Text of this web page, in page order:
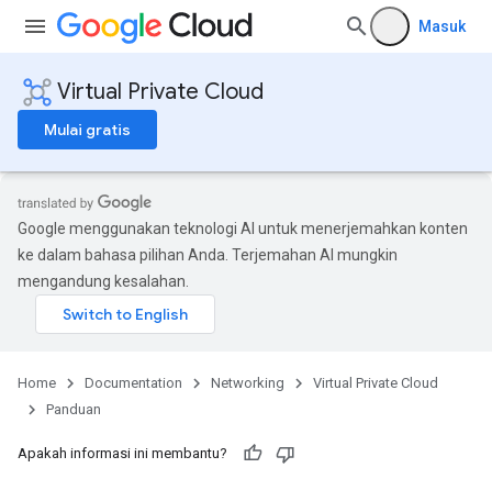
Masuk
Virtual Private Cloud
Mulai gratis
Google menggunakan teknologi AI untuk menerjemahkan konten
ke dalam bahasa pilihan Anda. Terjemahan AI mungkin
mengandung kesalahan.
Home Documentation Networking
Virtual Private Cloud
Panduan
Apakah informasi ini membantu?